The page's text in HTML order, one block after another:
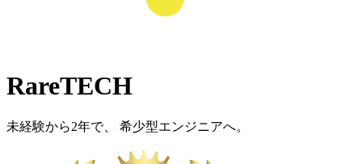
RareTECH
未経験から2年で、 希少型エンジニアへ。